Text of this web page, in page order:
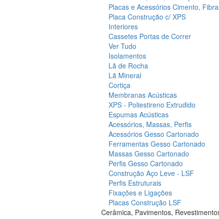
Placas e Acessórios Cimento,
Placa Construção c/ XPS
Interiores
Cassetes Portas de Correr
Ver Tudo
Isolamentos
Lã de Rocha
Lã Mineral
Cortiça
Membranas Acústicas
XPS - Poliestireno Extrudido
Espumas Acústicas
Acessórios, Massas, Perfis
Acessórios Gesso Cartonado
Ferramentas Gesso Cartonado
Massas Gesso Cartonado
Perfis Gesso Cartonado
Construção Aço Leve - LSF
Perfis Estruturais
Fixações e Ligações
Placas Construção LSF
Cerâmica, Pavimentos,